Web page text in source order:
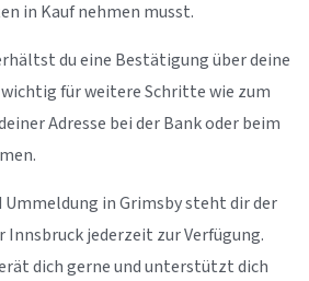
in Kauf nehmen musst.
du eine Bestätigung über deine
für weitere Schritte wie zum
Adresse bei der Bank oder beim
Ummeldung in Grimsby steht dir der
Innsbruck jederzeit zur Verfügung.
dich gerne und unterstützt dich